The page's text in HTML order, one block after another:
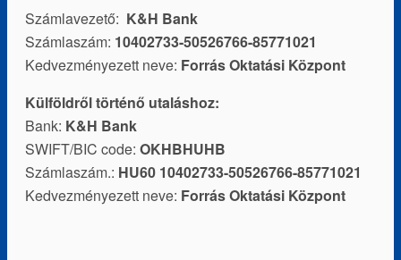
Számlavezető: K&H Bank
Számlaszám: 10402733-50526766-85771021
Kedvezményezett neve: Forrás Oktatási Központ
Külföldről történő utaláshoz:
Bank: K&H Bank
SWIFT/BIC code: OKHBHUHB
Számlaszám.: HU60 10402733-50526766-85771021
Kedvezményezett neve: Forrás Oktatási Központ